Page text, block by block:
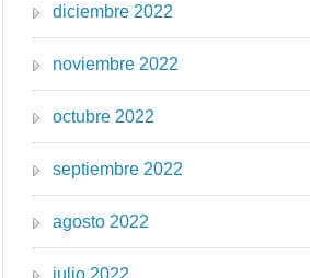
diciembre 2022
noviembre 2022
octubre 2022
septiembre 2022
agosto 2022
julio 2022